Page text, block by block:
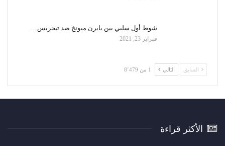
شوط أول سلبي بين بايرن ميونخ ضد تيجريس…
فبراير 23, 2021
السابق التالي 1 من 8٬479
الأكثر قراءة